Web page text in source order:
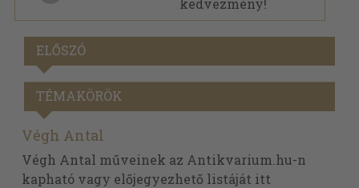
ELŐSZÓ
TÉMAKÖRÖK
Végh Antal
Végh Antal műveinek az Antikvarium.hu-n
kapható vagy előjegyezhető listáját itt